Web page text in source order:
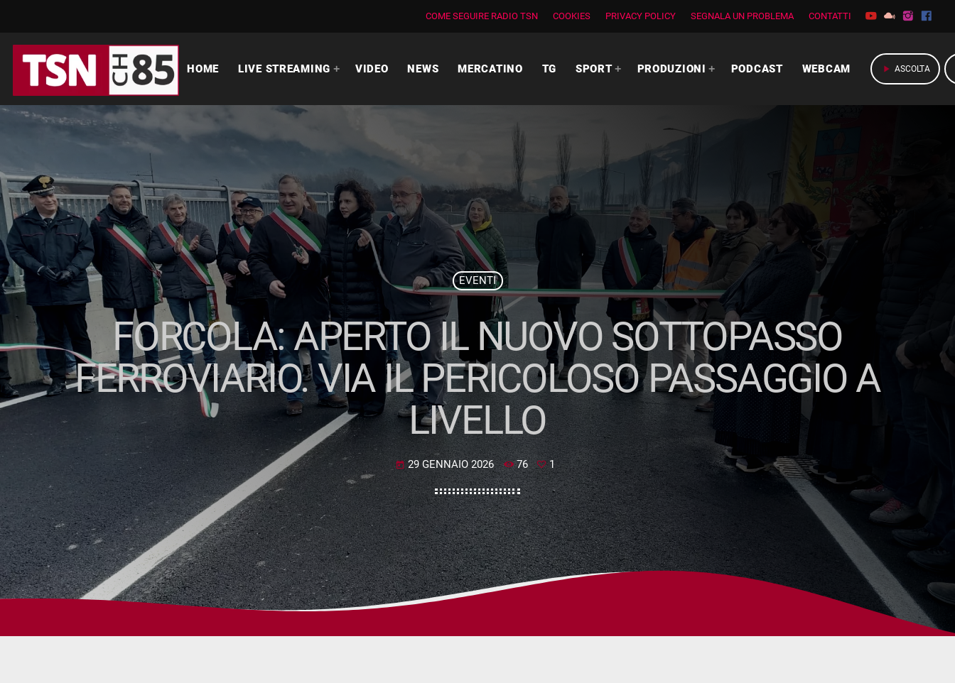
COME SEGUIRE RADIO TSN COOKIES PRIVACY POLICY SEGNALA UN PROBLEMA CONTATTI
HOME LIVE STREAMING VIDEO NEWS MERCATINO TG SPORT PRODUZIONI PODCAST WEBCAM play_arrow ASCOLTA
EVENTI
FORCOLA: APERTO IL NUOVO SOTTOPASSO
FERROVIARIO. VIA IL PERICOLOSO PASSAGGIO A
LIVELLO
today 29 GENNAIO 2026 76 1